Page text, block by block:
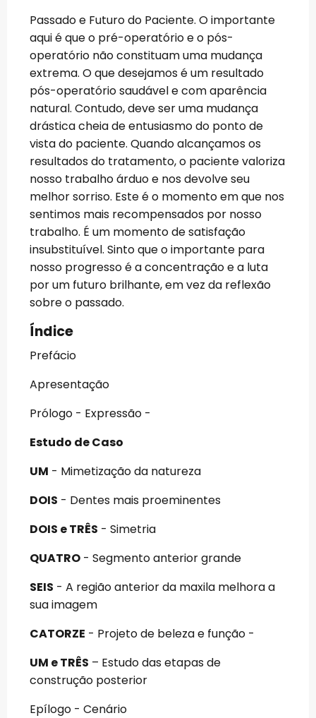
Passado e Futuro do Paciente. O importante
aqui é que o pré-operatório e o pós-
operatório não constituam uma mudança
extrema. O que desejamos é um resultado
pós-operatório saudável e com aparência
natural. Contudo, deve ser uma mudança
drástica cheia de entusiasmo do ponto de
vista do paciente. Quando alcançamos os
resultados do tratamento, o paciente valoriza
nosso trabalho árduo e nos devolve seu
melhor sorriso. Este é o momento em que nos
sentimos mais recompensados por nosso
trabalho. É um momento de satisfação
insubstituível. Sinto que o importante para
nosso progresso é a concentração e a luta
por um futuro brilhante, em vez da reflexão
sobre o passado.
Índice
Prefácio
Apresentação
Prólogo - Expressão -
Estudo de Caso
UM - Mimetização da natureza
DOIS - Dentes mais proeminentes
DOIS e TRÊS - Simetria
QUATRO - Segmento anterior grande
SEIS - A região anterior da maxila melhora a
sua imagem
CATORZE - Projeto de beleza e função -
UM e TRÊS – Estudo das etapas de
construção posterior
Epílogo - Cenário